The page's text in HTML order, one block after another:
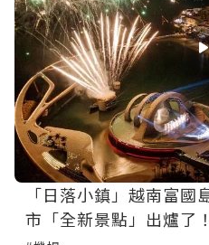
「日落小鎮」越南富國
市「全新景點」出爐了！